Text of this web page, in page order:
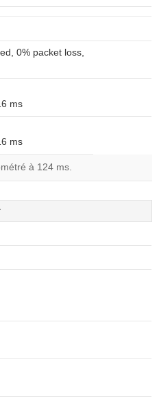
0% packet loss,
ms
ms
à 124 ms.